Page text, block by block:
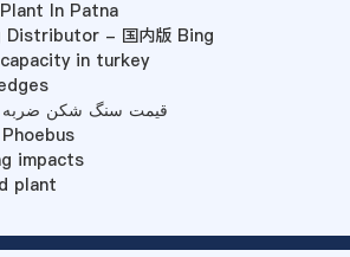
In Patna
- 国内版 Bing
in turkey
قیمت سنگ شکن ضربه
impacts
plant